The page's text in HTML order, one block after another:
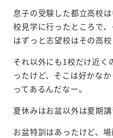
息子の受験した都立高校
校見学に行ったところで
はずっと志望校はその高校
それ以外にも1校だけ近く
ったけど、そこは好かな
ってあるんだなー。
夏休みはお盆以外は夏期
お盆特訓はあったけど、